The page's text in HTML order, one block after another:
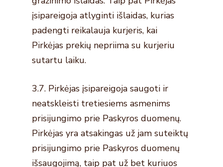
įsipareigoja atlyginti išlaidas, kurias
padengti reikalauja kurjeris, kai
Pirkėjas prekių nepriima su kurjeriu
sutartu laiku.
3.7. Pirkėjas įsipareigoja saugoti ir
neatskleisti tretiesiems asmenims
prisijungimo prie Paskyros duomenų.
Pirkėjas yra atsakingas už jam suteiktų
prisijungimo prie Paskyros duomenų
išsaugojimą, taip pat už bet kuriuos